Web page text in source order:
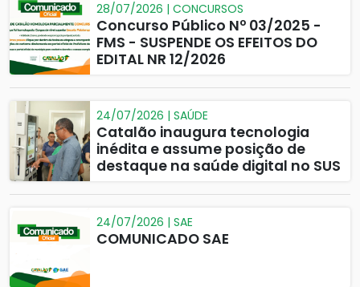
28/07/2026 | CONCURSOS
Concurso Público Nº 03/2025 -
FMS - SUSPENDE OS EFEITOS DO
EDITAL NR 12/2026
24/07/2026 | SAÚDE
Catalão inaugura tecnologia
inédita e assume posição de
destaque na saúde digital no SUS
24/07/2026 | SAE
COMUNICADO SAE